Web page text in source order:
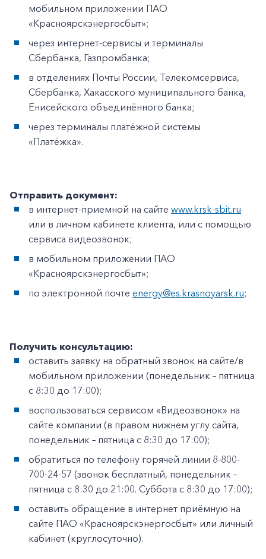
мобильном приложении ПАО
«Красноярскэнергосбыт»;
через интернет-сервисы и терминалы
Сбербанка, Газпромбанка;
в отделениях Почты России, Телекомсервиса,
Сбербанка, Хакасского муниципального банка,
Енисейского объединённого банка;
через терминалы платёжной системы
«Платёжка».
Отправить документ:
в интернет-приемной на сайте www.krsk-sbit.ru
или в личном кабинете клиента, или с помощью
сервиса видеозвонок;
в мобильном приложении ПАО
«Красноярскэнергосбыт»;
по электронной почте energy@es.krasnoyarsk.ru;
Получить консультацию:
оставить заявку на обратный звонок на сайте/в
мобильном приложении (понедельник – пятница
с 8:30 до 17:00);
воспользоваться сервисом «Видеозвонок» на
сайте компании (в правом нижнем углу сайта,
понедельник – пятница с 8:30 до 17:00);
обратиться по телефону горячей линии 8-800-
700-24-57 (звонок бесплатный, понедельник –
пятница с 8:30 до 21:00. Суббота с 8:30 до 17:00);
оставить обращение в интернет приёмную на
сайте ПАО «Красноярскэнергосбыт» или личный
кабинет (круглосуточно).